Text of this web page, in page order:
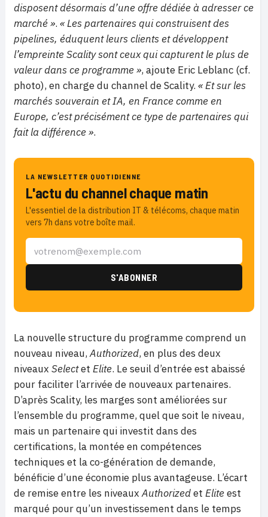
disposent désormais d’une offre dédiée à adresser ce
marché ». « Les partenaires qui construisent des
pipelines, éduquent leurs clients et développent
l’empreinte Scality sont ceux qui capturent le plus de
valeur dans ce programme », ajoute Eric Leblanc (cf.
photo), en charge du channel de Scality. « Et sur les
marchés souverain et IA, en France comme en
Europe, c’est précisément ce type de partenaires qui
fait la différence ».
LA NEWSLETTER QUOTIDIENNE
L'actu du channel chaque matin
L'essentiel de la distribution IT & télécoms, chaque matin
vers 7h dans votre boîte mail.
La nouvelle structure du programme comprend un
nouveau niveau,Authorized, en plus des deux
niveaux Selectet Elite. Le seuil d’entrée est abaissé
pour faciliter l’arrivée de nouveaux partenaires.
D’après Scality, les marges sont améliorées sur
l’ensemble du programme, quel que soit le niveau,
mais un partenaire qui investit dans des
certifications, la montée en compétences
techniques et la co-génération de demande,
bénéficie d’une économie plus avantageuse. L’écart
de remise entre les niveauxAuthorizedet Eliteest
marqué pour qu’un investissement dans le temps